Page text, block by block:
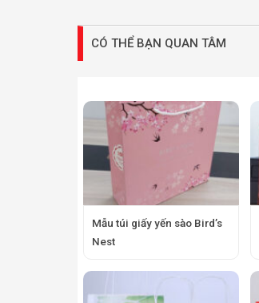
CÓ THỂ BẠN QUAN TÂM
Mẫu túi giấy yến sào Bird’s
Nest